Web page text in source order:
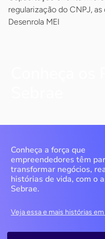
regularização do CNPJ,
Desenrola MEI
Conheça a força que
empreendedores têm
transformar negócios,
histórias de vida, com o
Sebrae.
Veja essa e mais histórias